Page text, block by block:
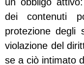
dei contenuti
protezione degli
violazione del
se a ciò intimato